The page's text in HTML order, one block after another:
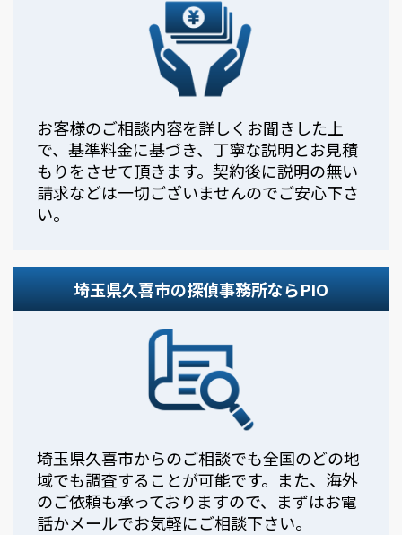
お客様のご相談内容を詳しくお聞きした上
で、基準料金に基づき、丁寧な説明とお見積
もりをさせて頂きます。契約後に説明の無い
請求などは一切ございませんのでご安心下さ
い。
埼玉県久喜市の探偵事務所ならPIO
埼玉県久喜市からのご相談でも全国のどの地
域でも調査することが可能です。また、海外
のご依頼も承っておりますので、まずはお電
話かメールでお気軽にご相談下さい。